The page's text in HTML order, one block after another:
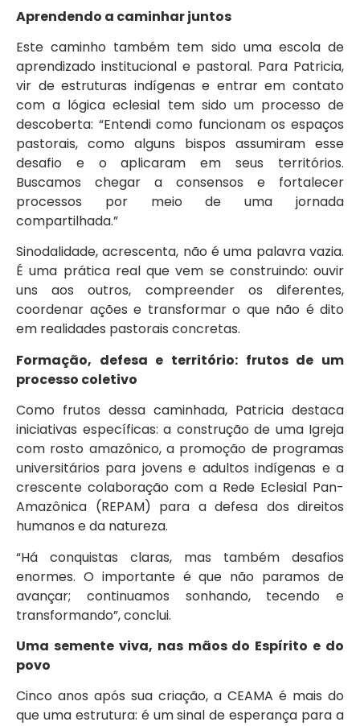
Aprendendo a caminhar juntos
Este caminho também tem sido uma escola de
aprendizado institucional e pastoral. Para Patricia,
vir de estruturas indígenas e entrar em contato
com a lógica eclesial tem sido um processo de
descoberta: “Entendi como funcionam os espaços
pastorais, como alguns bispos assumiram esse
desafio e o aplicaram em seus territórios.
Buscamos chegar a consensos e fortalecer
processos por meio de uma jornada
compartilhada.”
Sinodalidade, acrescenta, não é uma palavra vazia.
É uma prática real que vem se construindo: ouvir
uns aos outros, compreender os diferentes,
coordenar ações e transformar o que não é dito
em realidades pastorais concretas.
Formação, defesa e território: frutos de um
processo coletivo
Como frutos dessa caminhada, Patricia destaca
iniciativas específicas: a construção de uma Igreja
com rosto amazônico, a promoção de programas
universitários para jovens e adultos indígenas e a
crescente colaboração com a Rede Eclesial Pan-
Amazônica (REPAM) para a defesa dos direitos
humanos e da natureza.
“Há conquistas claras, mas também desafios
enormes. O importante é que não paramos de
avançar; continuamos sonhando, tecendo e
transformando”, conclui.
Uma semente viva, nas mãos do Espírito e do
povo
Cinco anos após sua criação, a CEAMA é mais do
que uma estrutura: é um sinal de esperança para a